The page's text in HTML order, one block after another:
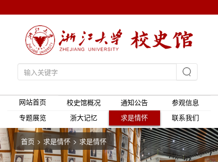
网站首页 校史馆概况 通知公告 参观信息
专题展览 浙大记忆 求是情怀 联系我们
首页 求是情怀 求是情怀